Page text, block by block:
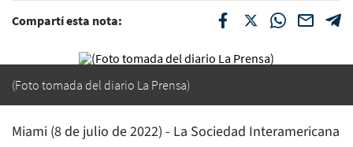
Compartí esta nota:
(Foto tomada del diario La Prensa)
Miami (8 de julio de 2022) - La Sociedad Interamericana